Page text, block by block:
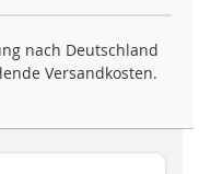
nach Deutschland
Versandkosten.